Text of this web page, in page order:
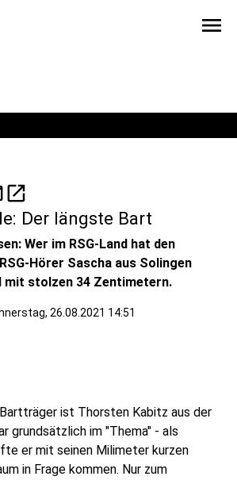
menu
open_in_new
Der längste Bart
Wer im RSG-Land hat den
Hörer Sascha aus Solingen
mit stolzen 34 Zentimetern.
26.08.2021 14:51
ist Thorsten Kabitz aus der
grundsätzlich im "Thema" - als
er mit seinen Milimeter kurzen
in Frage kommen. Nur zum